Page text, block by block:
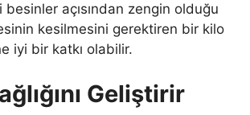
açısından zengin olduğu
kesilmesini gerektiren bir kilo
iyi bir katkı olabilir.
Geliştirir